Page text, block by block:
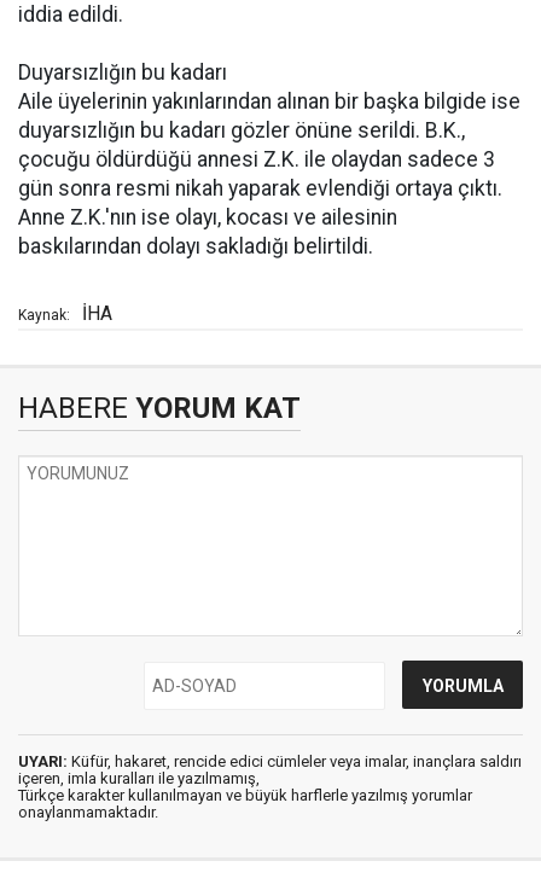
iddia edildi.
Duyarsızlığın bu kadarı
Aile üyelerinin yakınlarından alınan bir başka bilgide ise
duyarsızlığın bu kadarı gözler önüne serildi. B.K.,
çocuğu öldürdüğü annesi Z.K. ile olaydan sadece 3
gün sonra resmi nikah yaparak evlendiği ortaya çıktı.
Anne Z.K.'nın ise olayı, kocası ve ailesinin
baskılarından dolayı sakladığı belirtildi.
Kaynak: İHA
HABERE YORUM KAT
UYARI: Küfür, hakaret, rencide edici cümleler veya imalar, inançlara saldırı
içeren, imla kuralları ile yazılmamış,
Türkçe karakter kullanılmayan ve büyük harflerle yazılmış yorumlar
onaylanmamaktadır.